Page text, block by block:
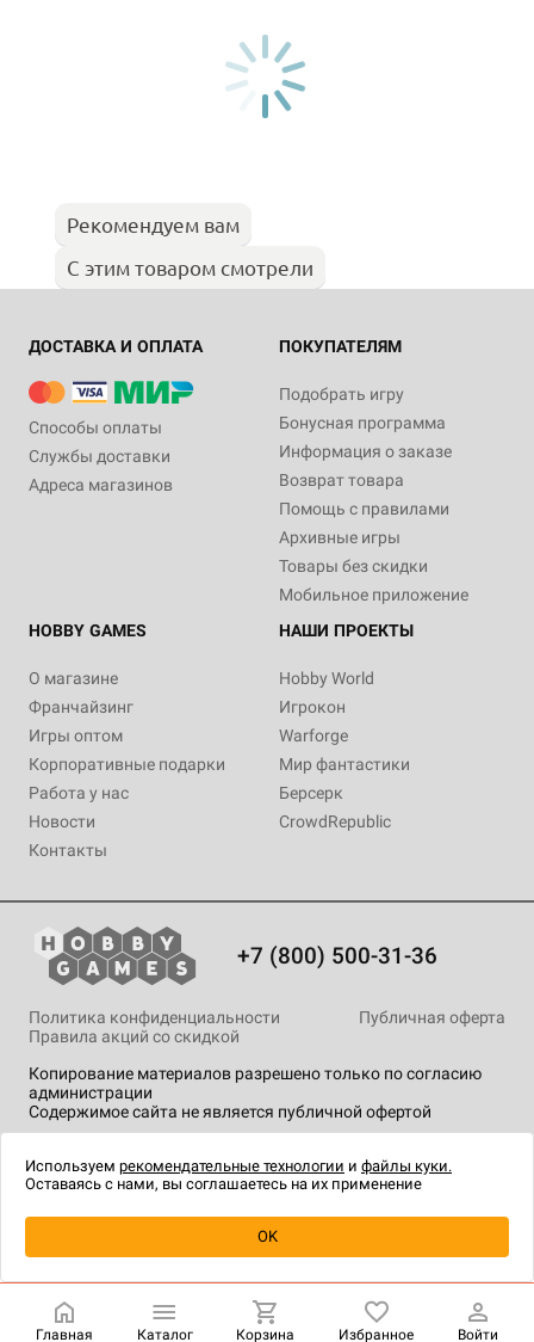
Уведомить о наличии
Рекомендуем вам
С этим товаром смотрели
ДОСТАВКА И ОПЛАТА
Способы оплаты
Службы доставки
Адреса магазинов
ПОКУПАТЕЛЯМ
Подобрать игру
Бонусная программа
Информация о заказе
Возврат товара
Помощь с правилами
Архивные игры
Товары без скидки
Мобильное приложение
HOBBY GAMES
О магазине
Франчайзинг
Игры оптом
Корпоративные подарки
Работа у нас
Новости
Контакты
НАШИ ПРОЕКТЫ
Hobby World
Игрокон
Warforge
Мир фантастики
Берсерк
CrowdRepublic
+7 (800) 500-31-36
Копирование материалов разрешено только по согласию
администрации
Содержимое сайта не является публичной офертой
Политика конфиденциальности
Публичная оферта
Правила акций со скидкой
технологии.
Главная Каталог Корзина Избранное Войти
Используем рекомендательные технологии и файлы куки.
Оставаясь с нами, вы соглашаетесь на их применение
OK